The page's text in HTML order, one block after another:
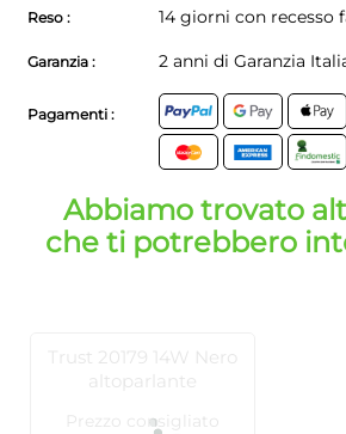
Reso : 14 giorni con recesso
Garanzia : 2 anni di Garanzia
Pagamenti :
Abbiamo trovato
che ti potrebbero
Trust 20179 14W Nero
altoparlante
Prezzo consigliato